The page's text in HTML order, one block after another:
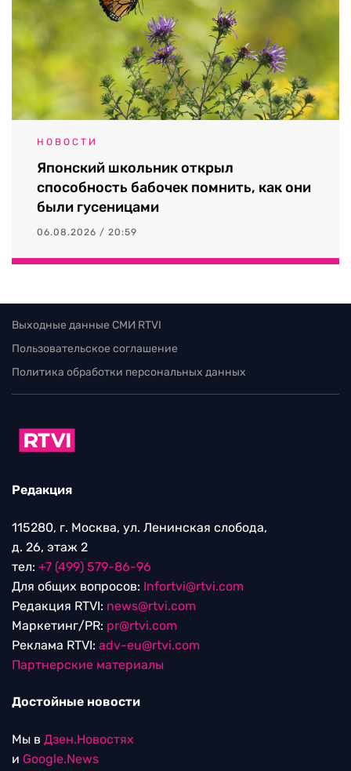
НОВОСТИ
Японский школьник открыл
способность бабочек помнить, как они
были гусеницами
06.08.2026 / 20:59
Выходные данные СМИ RTVI
Пользовательское соглашение
Политика обработки персональных данных
Редакция
115280, г. Москва, ул. Ленинская слобода,
д. 26, этаж 2
тел: +7 (499) 579-86-96
Для общих вопросов: Infortvi@rtvi.com
Редакция RTVI: news@rtvi.com
Маркетинг/PR: pr@rtvi.com
Реклама RTVI: adv-eu@rtvi.com
Партнерские материалы
Достойные новости
Мы в Дзен.Новостях
и Google.News